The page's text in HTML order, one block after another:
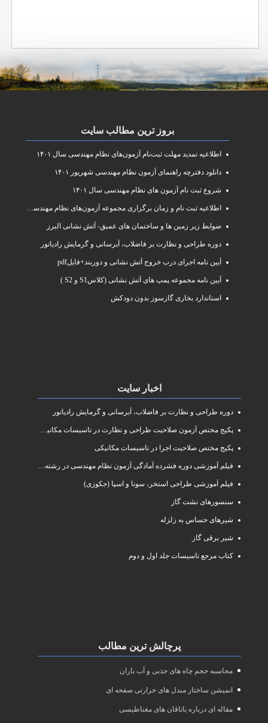
بروز ترین مطالب سایت
اطلاعیه تمدید مهلت ثبت‌نام آزمون‌های نظام مهندسی سال ۱۴۰۱
دانلود دفترچه راهنمای آزمون نظام مهندسی شهریور ۱۴۰۱
شروع ثبت نام آزمون های نظام مهندسی سال ۱۴۰۱
اطلاعیه ثبت نام و زمان برگزاری مجموعه آزمون‌های نظام مهندسی ساختمان سال ۱۴۰۱
ضوابط زیر زمین ها و ساختمان های عمیق- آتش نشانی البرز
دوره طراحی و نظارت بر فاضلاب، آبرسانی و گرمایش رادیاتور
آیین نامه اجرای درب خروج آتش نشانی و دوربند+فایلpdf
آیین نامه مجموعه پمپ های آتش نشانی (کلاسS1 و S2 )
استاندارد بخاری گازسوز بدون دودکش
اخبار سایت
دوره طراحی و نظارت بر فاضلاب، آبرسانی و گرمایش رادیاتور
پکیج مختص آزمون صلاحیت طراحی و نظارت در تاسیسات مکانیکی
پکیج مختص صلاحیت اجرا در تاسیسات مکانیکی
فیلم آموزشی دوره فشرده آمادگی آزمون نظام مهندسی در رشته طراحی و نظارت تاسیسات مکانیکی ساختمان
فیلم آموزشی طراحی استخر، سونا و اسپا (جکوزی)
سنسورهای نشت گاز
شیرهای حساس به زلزله
شیر برقی گاز
کتاب مرجع تاسیسات جلد اول و دوم
پرچالش ترین مطالب
محاسبه حجم چاه های جذبی و آب باران
انمیشن ساختار مبدل های حرارتی صفحه ای
مقاله ای درباره یاتاقان های مغناطیسی